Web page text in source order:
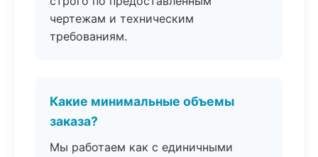
чертежам и техническим
требованиям.
Какие минимальные объемы
заказа?
Мы работаем как с единичными